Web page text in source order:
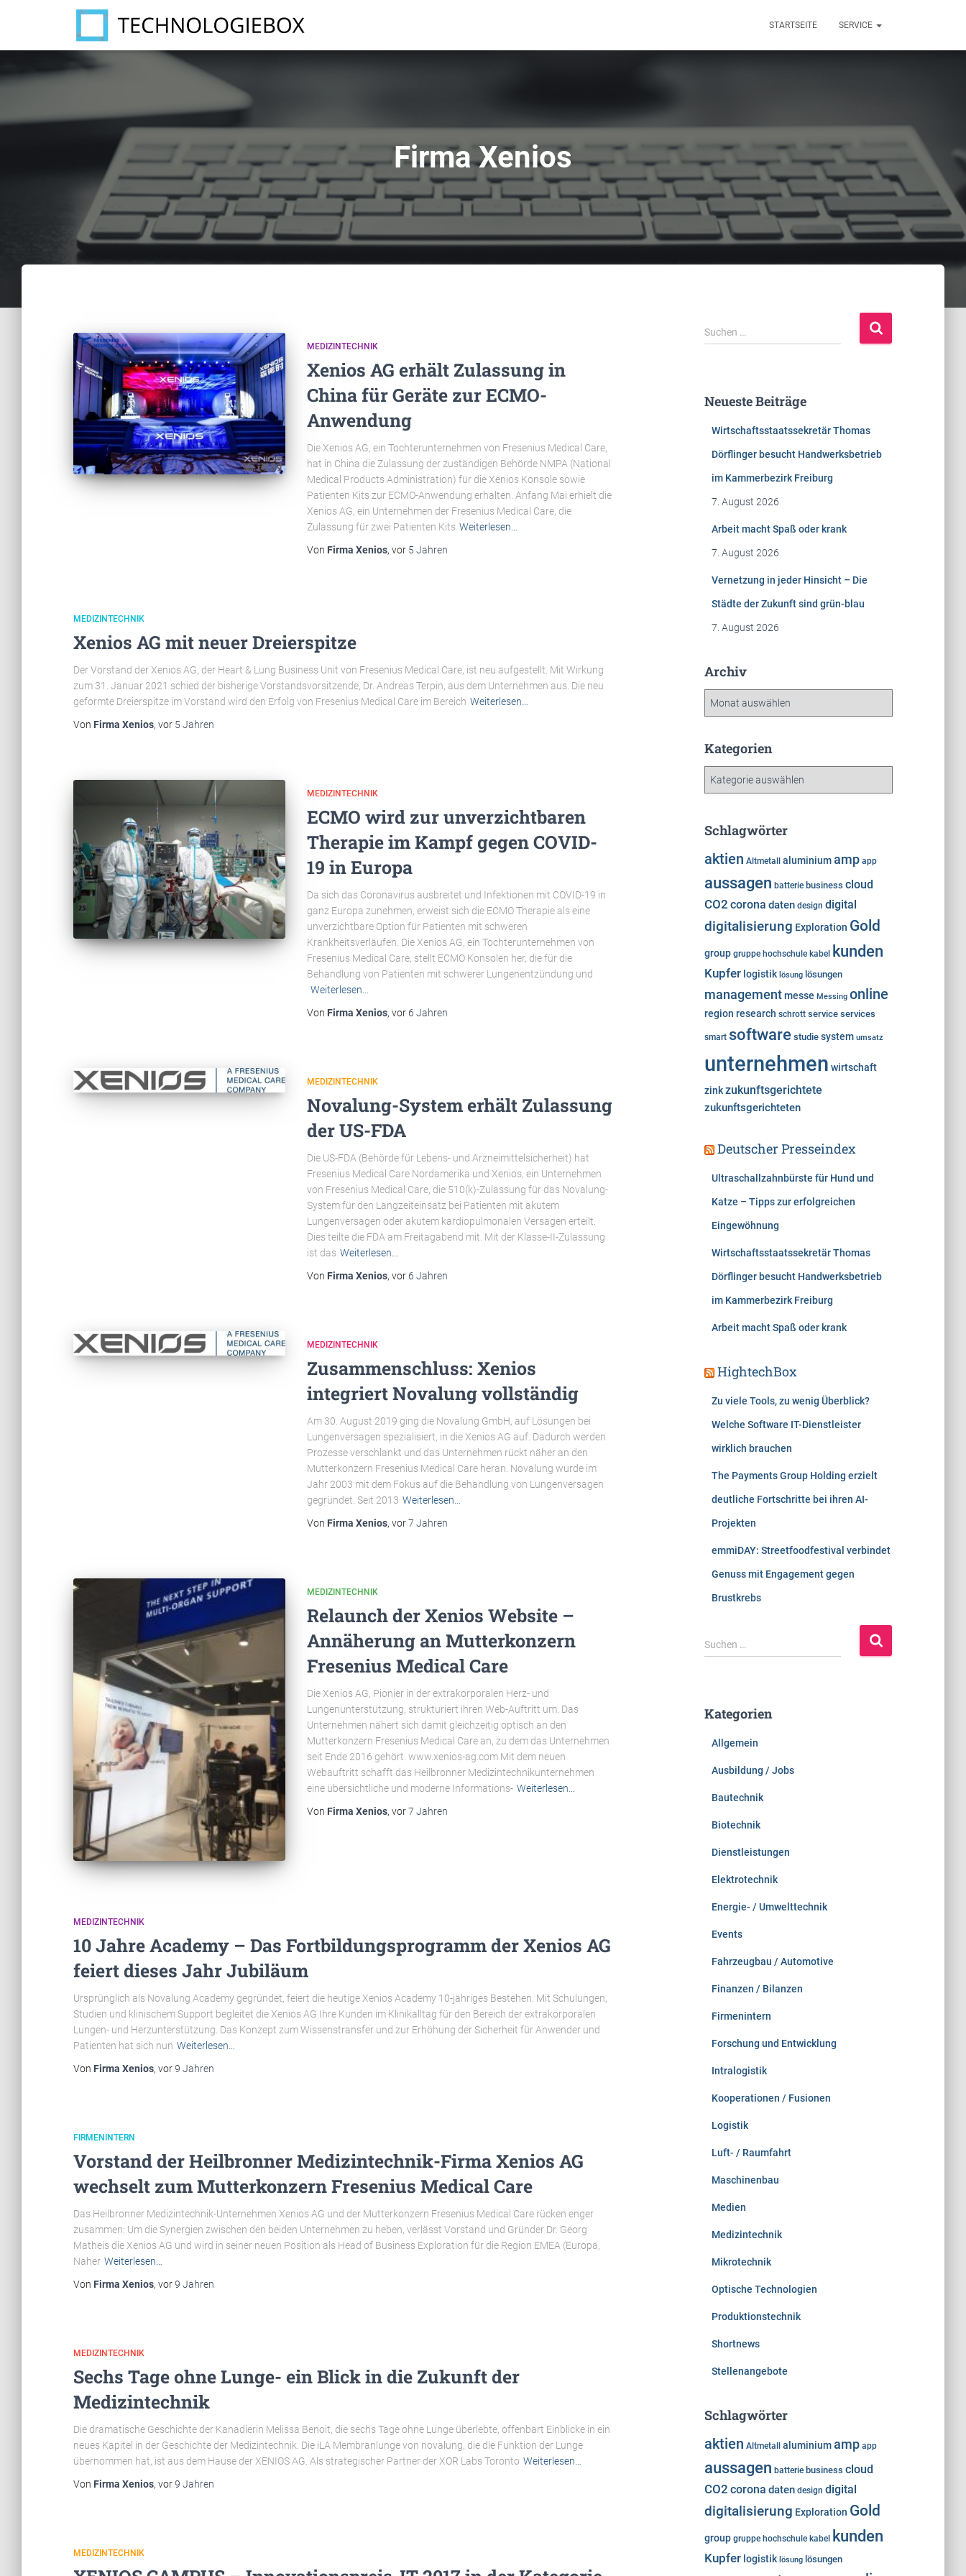
STARTSEITE SERVICE
Firma Xenios
MEDIZINTECHNIK
Xenios AG erhält Zulassung in
China für Geräte zur ECMO-
Anwendung
Die Xenios AG, ein Tochterunternehmen von Fresenius Medical Care,
hat in China die Zulassung der zuständigen Behörde NMPA (National
Medical Products Administration) für die Xenios Konsole sowie
Patienten Kits zur ECMO-Anwendung erhalten. Anfang Mai erhielt die
Xenios AG, ein Unternehmen der Fresenius Medical Care, die
Zulassung für zwei Patienten Kits Weiterlesen…
Von Firma Xenios, vor 5 Jahren
MEDIZINTECHNIK
Xenios AG mit neuer Dreierspitze
Der Vorstand der Xenios AG, der Heart & Lung Business Unit von Fresenius Medical Care, ist neu aufgestellt. Mit Wirkung
zum 31. Januar 2021 schied der bisherige Vorstandsvorsitzende, Dr. Andreas Terpin, aus dem Unternehmen aus. Die neu
geformte Dreierspitze im Vorstand wird den Erfolg von Fresenius Medical Care im Bereich Weiterlesen…
Von Firma Xenios, vor 5 Jahren
MEDIZINTECHNIK
ECMO wird zur unverzichtbaren
Therapie im Kampf gegen COVID-
19 in Europa
Da sich das Coronavirus ausbreitet und Infektionen mit COVID-19 in
ganz Europa zunehmen, erweist sich die ECMO Therapie als eine
unverzichtbare Option für Patienten mit schweren
Krankheitsverläufen. Die Xenios AG, ein Tochterunternehmen von
Fresenius Medical Care, stellt ECMO Konsolen her, die für die
Behandlung von Patienten mit schwerer Lungenentzündung und
Weiterlesen…
Von Firma Xenios, vor 6 Jahren
MEDIZINTECHNIK
Novalung-System erhält Zulassung
der US-FDA
Die US-FDA (Behörde für Lebens- und Arzneimittelsicherheit) hat
Fresenius Medical Care Nordamerika und Xenios, ein Unternehmen
von Fresenius Medical Care, die 510(k)-Zulassung für das Novalung-
System für den Langzeiteinsatz bei Patienten mit akutem
Lungenversagen oder akutem kardiopulmonalen Versagen erteilt.
Dies teilte die FDA am Freitagabend mit. Mit der Klasse-II-Zulassung
ist das Weiterlesen…
Von Firma Xenios, vor 6 Jahren
MEDIZINTECHNIK
Zusammenschluss: Xenios
integriert Novalung vollständig
Am 30. August 2019 ging die Novalung GmbH, auf Lösungen bei
Lungenversagen spezialisiert, in die Xenios AG auf. Dadurch werden
Prozesse verschlankt und das Unternehmen rückt näher an den
Mutterkonzern Fresenius Medical Care heran. Novalung wurde im
Jahr 2003 mit dem Fokus auf die Behandlung von Lungenversagen
gegründet. Seit 2013 Weiterlesen…
Von Firma Xenios, vor7 Jahren
MEDIZINTECHNIK
Relaunch der Xenios Website –
Annäherung an Mutterkonzern
Fresenius Medical Care
Die Xenios AG, Pionier in der extrakorporalen Herz- und
Lungenunterstützung, strukturiert ihren Web-Auftritt um. Das
Unternehmen nähert sich damit gleichzeitig optisch an den
Mutterkonzern Fresenius Medical Care an, zu dem das Unternehmen
seit Ende 2016 gehört. www.xenios-ag.com Mit dem neuen
Webauftritt schafft das Heilbronner Medizintechnikunternehmen
eine übersichtliche und moderne Informations- Weiterlesen…
Von Firma Xenios, vor7 Jahren
MEDIZINTECHNIK
10 Jahre Academy – Das Fortbildungsprogramm der Xenios AG
feiert dieses Jahr Jubiläum
Ursprünglich als Novalung Academy gegründet, feiert die heutige Xenios Academy 10-jähriges Bestehen. Mit Schulungen,
Studien und klinischem Support begleitet die Xenios AG Ihre Kunden im Klinikalltag für den Bereich der extrakorporalen
Lungen- und Herzunterstützung. Das Konzept zum Wissenstransfer und zur Erhöhung der Sicherheit für Anwender und
Patienten hat sich nun Weiterlesen…
Von Firma Xenios, vor9 Jahren
FIRMENINTERN
Vorstand der Heilbronner Medizintechnik-Firma Xenios AG
wechselt zum Mutterkonzern Fresenius Medical Care
Das Heilbronner Medizintechnik-Unternehmen Xenios AG und der Mutterkonzern Fresenius Medical Care rücken enger
zusammen: Um die Synergien zwischen den beiden Unternehmen zu heben, verlässt Vorstand und Gründer Dr. Georg
Matheis die Xenios AG und wird in seiner neuen Position als Head of Business Exploration für die Region EMEA (Europa,
Naher Weiterlesen…
Von Firma Xenios, vor9 Jahren
MEDIZINTECHNIK
Sechs Tage ohne Lunge- ein Blick in die Zukunft der
Medizintechnik
Die dramatische Geschichte der Kanadierin Melissa Benoit, die sechs Tage ohne Lunge überlebte, offenbart Einblicke in ein
neues Kapitel in der Geschichte der Medizintechnik. Die iLA Membranlunge von novalung, die die Funktion der Lunge
übernommen hat, ist aus dem Hause der XENIOS AG. Als strategischer Partner der XOR Labs Toronto Weiterlesen…
Von Firma Xenios, vor9 Jahren
MEDIZINTECHNIK
S
u
n
Suchen …
Neueste Beiträge
Wirtschaftsstaatssekretär Thomas
Dörflinger besucht Handwerksbetrieb
im Kammerbezirk Freiburg
7. August 2026
Arbeit macht Spaß oder krank
7. August 2026
Vernetzung in jeder Hinsicht – Die
Städte der Zukunft sind grün-blau
7. August 2026
Archiv
h
Kategorien
g
i
e
Schlagwörter
aktien Altmetall aluminium amp app
aussagen batterie business cloud
CO2 corona daten design digital
digitalisierung Exploration Gold
group gruppe hochschule kabel kunden
Kupfer logistik lösung lösungen
management messe Messing online
region research schrott service services
smart software studie system umsatz
unternehmen wirtschaft
zink zukunftsgerichtete
zukunftsgerichteten
Deutscher Presseindex
Ultraschallzahnbürste für Hund und
Katze – Tipps zur erfolgreichen
Eingewöhnung
Wirtschaftsstaatssekretär Thomas
Dörflinger besucht Handwerksbetrieb
im Kammerbezirk Freiburg
Arbeit macht Spaß oder krank
HightechBox
Zu viele Tools, zu wenig Überblick?
Welche Software IT-Dienstleister
wirklich brauchen
The Payments Group Holding erzielt
deutliche Fortschritte bei ihren AI-
Projekten
emmiDAY: Streetfoodfestival verbindet
Genuss mit Engagement gegen
Brustkrebs
S
u
n
Suchen …
Kategorien
Allgemein
Ausbildung / Jobs
Bautechnik
Biotechnik
Dienstleistungen
Elektrotechnik
Energie- / Umwelttechnik
Events
Fahrzeugbau / Automotive
Finanzen / Bilanzen
Firmenintern
Forschung und Entwicklung
Intralogistik
Kooperationen / Fusionen
Logistik
Luft- / Raumfahrt
Maschinenbau
Medien
Medizintechnik
Mikrotechnik
Optische Technologien
Produktionstechnik
Shortnews
Stellenangebote
Schlagwörter
aktien Altmetall aluminium amp app
aussagen batterie business cloud
CO2 corona daten design digital
digitalisierung Exploration Gold
group gruppe hochschule kabel kunden
Kupfer logistik lösung lösungen